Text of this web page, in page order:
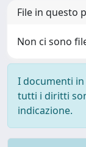
File in questo
Non ci sono
I documenti
tutti i diritti
indicazione.